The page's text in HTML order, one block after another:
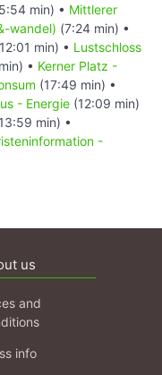
min) • Mittlerer
wandel) (7:24 min) •
min) • Lustschloss
• Kerner Platz -
(17:49 min) •
- Energie (12:09 min)
min) •
-
us
and
info